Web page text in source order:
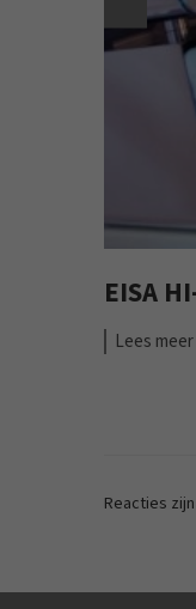
EISA
Lees meer
Reacties